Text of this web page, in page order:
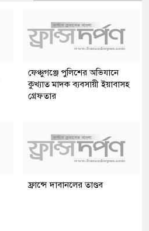
ফেঞ্চুগঞ্জে পুলিশের অভিযানে
কুখ্যাত মাদক ব্যবসায়ী ইয়াবাসহ
গ্রেফতার
ফ্রান্সে দাবানলের তাণ্ডব